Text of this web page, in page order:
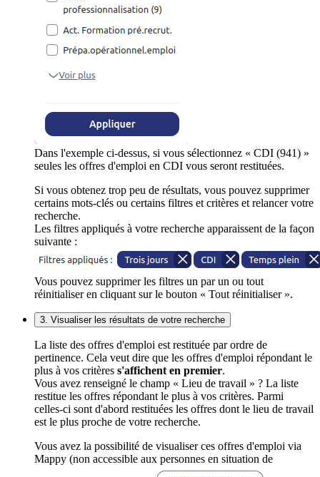
Dans l'exemple ci-dessus, si vous sélectionnez « CDI (941) »
seules les offres d'emploi en CDI vous seront restituées.
Si vous obtenez trop peu de résultats, vous pouvez supprimer
certains mots-clés ou certains filtres et critères et relancer votre
recherche.
Les filtres appliqués à votre recherche apparaissent de la façon
suivante :
Vous pouvez supprimer les filtres un par un ou tout
réinitialiser en cliquant sur le bouton « Tout réinitialiser ».
3. Visualiser les résultats de votre recherche
La liste des offres d'emploi est restituée par ordre de
pertinence. Cela veut dire que les offres d'emploi répondant le
plus à vos critères s'affichent en premier.
Vous avez renseigné le champ « Lieu de travail » ? La liste
restitue les offres répondant le plus à vos critères. Parmi
celles-ci sont d'abord restituées les offres dont le lieu de travail
est le plus proche de votre recherche.
Vous avez la possibilité de visualiser ces offres d'emploi via
Mappy (non accessible aux personnes en situation de